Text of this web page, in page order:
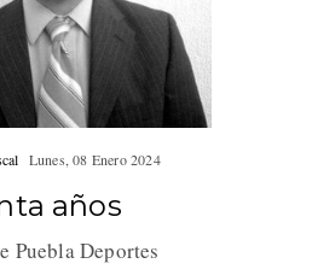
Lunes, 08 Enero 2024
años
Puebla Deportes